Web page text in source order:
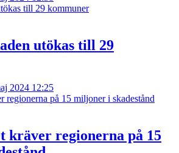
utökas till 29
2024 12:25
kräver regionerna på 15